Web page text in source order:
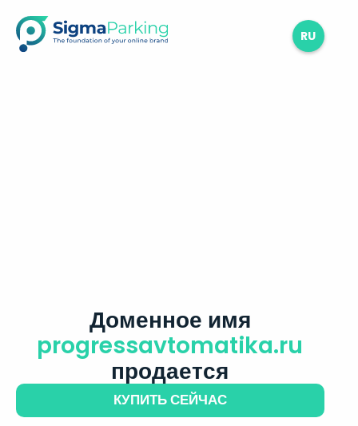
RU
Доменное имя
progressavtomatika.ru
продается
КУПИТЬ СЕЙЧАС